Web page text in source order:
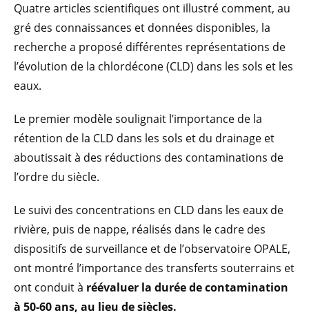
Quatre articles scientifiques ont illustré comment, au
gré des connaissances et données disponibles, la
recherche a proposé différentes représentations de
l’évolution de la chlordécone (CLD) dans les sols et les
eaux.
Le premier modèle soulignait l’importance de la
rétention de la CLD dans les sols et du drainage et
aboutissait à des réductions des contaminations de
l’ordre du siècle.
Le suivi des concentrations en CLD dans les eaux de
rivière, puis de nappe, réalisés dans le cadre des
dispositifs de surveillance et de l’observatoire OPALE,
ont montré l’importance des transferts souterrains et
ont conduit à réévaluer la durée de contamination
à 50-60 ans, au lieu de siècles.